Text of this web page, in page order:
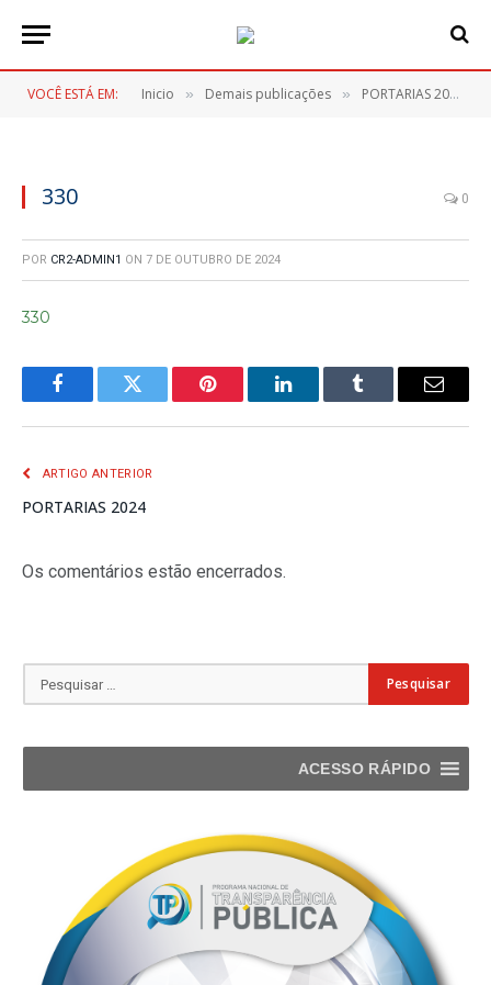
VOCÊ ESTÁ EM: Inicio » Demais publicações » PORTARIAS 2024
330 0
POR CR2-ADMIN1 ON 7 DE OUTUBRO DE 2024
330
FacebookTwitter Pinterest LinkedInTumblr
E-
ARTIGO ANTERIOR
PORTARIAS 2024
Os comentários estão encerrados.
ACESSO RÁPIDO